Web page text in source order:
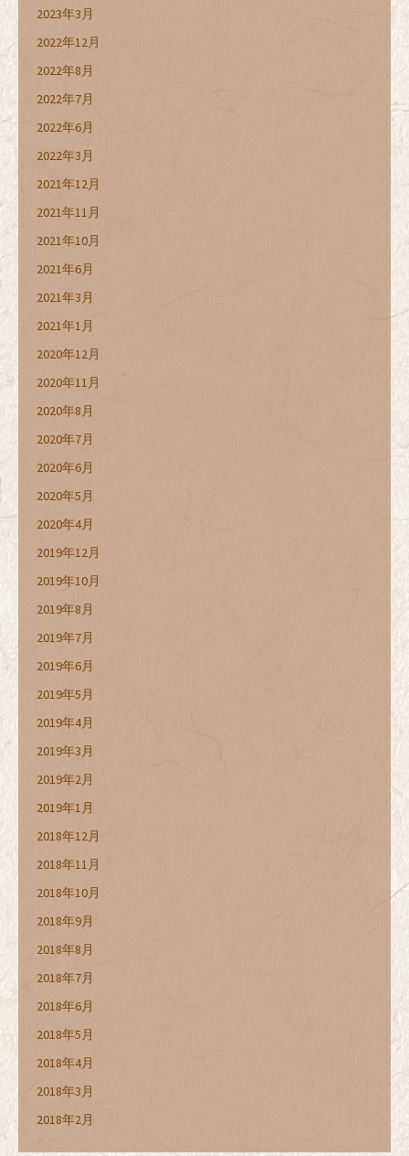
2023年3月
2022年12月
2022年8月
2022年7月
2022年6月
2022年3月
2021年12月
2021年11月
2021年10月
2021年6月
2021年3月
2021年1月
2020年12月
2020年11月
2020年8月
2020年7月
2020年6月
2020年5月
2020年4月
2019年12月
2019年10月
2019年8月
2019年7月
2019年6月
2019年5月
2019年4月
2019年3月
2019年2月
2019年1月
2018年12月
2018年11月
2018年10月
2018年9月
2018年8月
2018年7月
2018年6月
2018年5月
2018年4月
2018年3月
2018年2月